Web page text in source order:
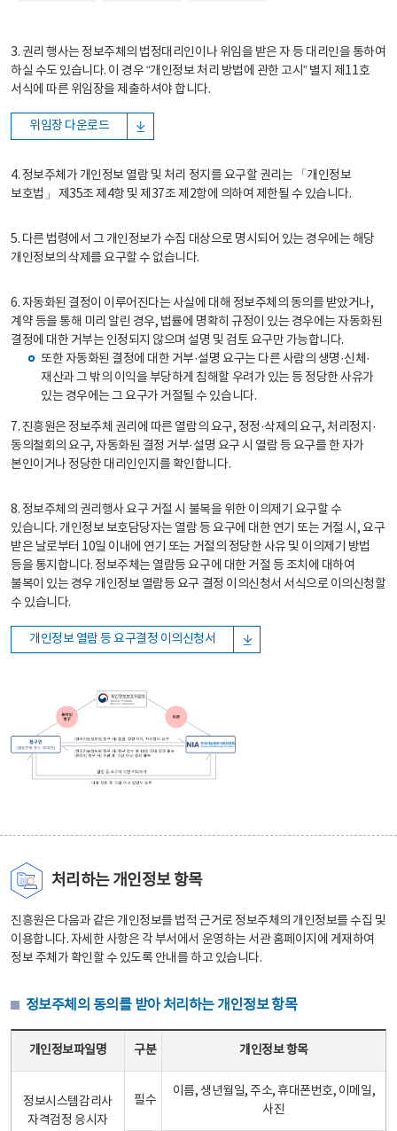
3. 권리 행사는 정보주체의 법정대리인이나 위임을 받은 자 등 대리인을 통하여
하실 수도 있습니다. 이 경우 “개인정보 처리 방법에 관한 고시” 별지 제11호
서식에 따른 위임장을 제출하셔야 합니다.
위임장 다운로드
4. 정보주체가 개인정보 열람 및 처리 정지를 요구할 권리는 「개인정보
보호법」 제35조 제4항 및 제37조 제2항에 의하여 제한될 수 있습니다.
5. 다른 법령에서 그 개인정보가 수집 대상으로 명시되어 있는 경우에는 해당
개인정보의 삭제를 요구할 수 없습니다.
6. 자동화된 결정이 이루어진다는 사실에 대해 정보주체의 동의를 받았거나,
계약 등을 통해 미리 알린 경우, 법률에 명확히 규정이 있는 경우에는 자동화된
결정에 대한 거부는 인정되지 않으며 설명 및 검토 요구만 가능합니다.
또한 자동화된 결정에 대한 거부·설명 요구는 다른 사람의 생명·신체·
재산과 그 밖의 이익을 부당하게 침해할 우려가 있는 등 정당한 사유가
있는 경우에는 그 요구가 거절될 수 있습니다.
7. 진흥원은 정보주체 권리에 따른 열람의 요구, 정정·삭제의 요구, 처리정지·
동의철회의 요구, 자동화된 결정 거부·설명 요구 시 열람 등 요구를 한 자가
본인이거나 정당한 대리인인지를 확인합니다.
8. 정보주체의 권리행사 요구 거절 시 불복을 위한 이의제기 요구할 수
있습니다. 개인정보 보호담당자는 열람 등 요구에 대한 연기 또는 거절 시, 요구
받은 날로부터 10일 이내에 연기 또는 거절의 정당한 사유 및 이의제기 방법
등을 통지합니다. 정보주체는 열람등 요구에 대한 거절 등 조치에 대하여
불복이 있는 경우 개인정보 열람등 요구 결정 이의신청서 서식으로 이의신청할
수 있습니다.
개인정보 열람 등 요구결정 이의신청서
처리하는 개인정보 항목
진흥원은 다음과 같은 개인정보를 법적 근거로 정보주체의 개인정보를 수집 및
이용합니다. 자세한 사항은 각 부서에서 운영하는 서관 홈페이지에 게재하여
정보 주체가 확인할 수 있도록 안내를 하고 있습니다.
정보주체의 동의를 받아 처리하는 개인정보 항목
개인정보파일명 구분 개인정보 항목
정보시스템감리사
자격검정 응시자
필수
이름, 생년월일, 주소, 휴대폰번호, 이메일,
사진